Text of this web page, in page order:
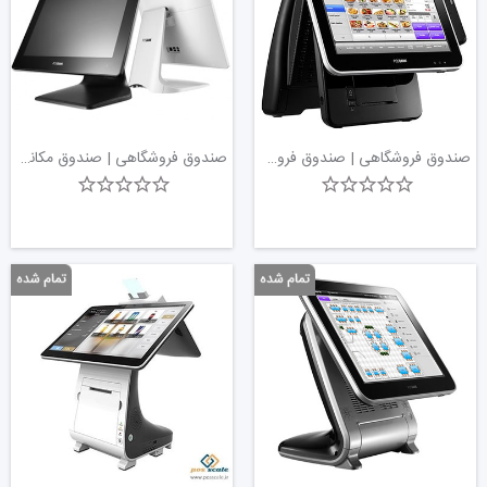
سنتی جای خود را به صندوق‌های الکترونیکی دادند. این
سیستم‌ها ویژگی‌های پیشرفته‌تری مانند رسیدهای مشخص،
ذخیره قیمت محصولات در حافظه و امکان اتصال به
اوایل دهه 2000 با معرفی سیستم‌های POS رایانه‌ای که
انقلابی را در صنعت نشان داد.
اجزای اصلی سیستم POS
صندوق فروشگاهی از روش های
ورودی مختلفی برای ثبت تراکنش ها استفاده می کند. این
ها می توانند شامل ورودی های صفحه کلید فیزیکی، اسکنر
بارکد و صفحه نمایش لمسی در سیستم های پیشرفته تر
باشند. صفحه نمایش لمسی با دسترسی سریع به عملکردهای
صندوق فروشگاهی | صندوق فروشگاهی با صفحه لمسی POSBANK Imprex Prime | پوز اسکیل صندوق فروشگاهی | صندوق مکانیزه فروش POSBANK APEXA GW | پوز فروشگاهی لمسی | پوز اسکیل